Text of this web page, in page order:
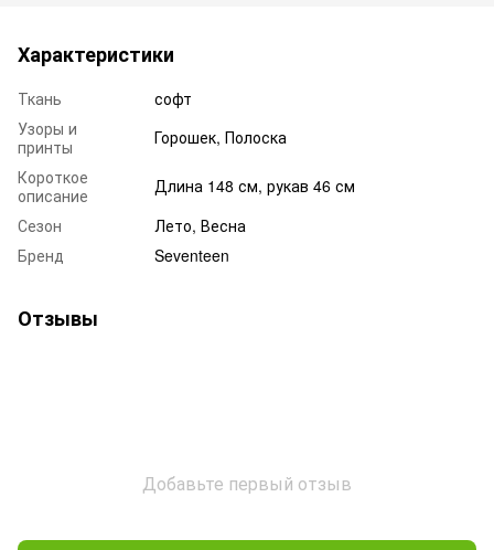
Характеристики
Ткань
софт
Узоры и
принты
Горошек, Полоска
Короткое
описание
Длина 148 см, рукав 46 см
Сезон
Лето, Весна
Бренд
Seventeen
Отзывы
Добавьте первый отзыв